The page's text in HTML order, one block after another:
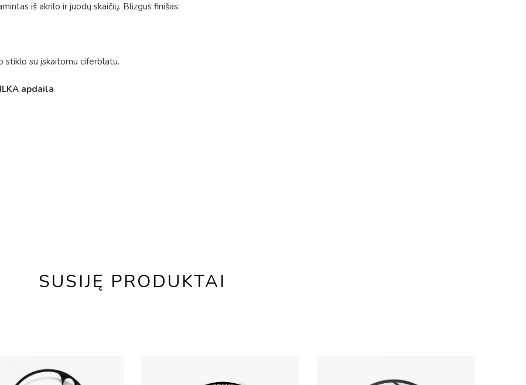
iš akrilo ir juodų skaičių. Blizgus finišas.
stiklo su įskaitomu ciferblatu.
apdaila
SUSIJĘ PRODUKTAI